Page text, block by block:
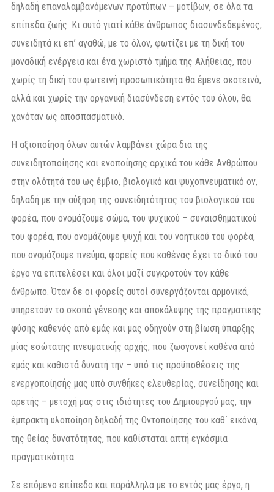
δηλαδή επαναλαμβανόμενων προτύπων – μοτίβων, σε όλα τα
επίπεδα ζωής. Κι αυτό γιατί κάθε άνθρωπος διασυνδεδεμένος,
συνειδητά κι επ’ αγαθώ, με το όλον, φωτίζει με τη δική του
μοναδική ενέργεια και ένα χωριστό τμήμα της Αλήθειας, που
χωρίς τη δική του φωτεινή προσωπικότητα θα έμενε σκοτεινό,
αλλά και χωρίς την οργανική διασύνδεση εντός του όλου, θα
χανόταν ως αποσπασματικό.
Η αξιοποίηση όλων αυτών λαμβάνει χώρα δια της
συνειδητοποίησης και ενοποίησης αρχικά του κάθε Ανθρώπου
στην ολότητά του ως έμβιο, βιολογικό και ψυχοπνευματικό ον,
δηλαδή με την αύξηση της συνειδητότητας του βιολογικού του
φορέα, που ονομάζουμε σώμα, του ψυχικού – συναισθηματικού
του φορέα, που ονομάζουμε ψυχή και του νοητικού του φορέα,
που ονομάζουμε πνεύμα, φορείς που καθένας έχει το δικό του
έργο να επιτελέσει και όλοι μαζί συγκροτούν τον κάθε
άνθρωπο. Όταν δε οι φορείς αυτοί συνεργάζονται αρμονικά,
υπηρετούν το σκοπό γένεσης και αποκάλυψης της πραγματικής
φύσης καθενός από εμάς και μας οδηγούν στη βίωση ύπαρξης
μίας εσώτατης πνευματικής αρχής, που ζωογονεί καθένα από
εμάς και καθιστά δυνατή την – υπό τις προϋποθέσεις της
ενεργοποίησής μας υπό συνθήκες ελευθερίας, συνείδησης και
αρετής – μετοχή μας στις ιδιότητες του Δημιουργού μας, την
έμπρακτη υλοποίηση δηλαδή της Οντοποίησης του καθ΄ εικόνα,
της θείας δυνατότητας, που καθίσταται απτή εγκόσμια
πραγματικότητα.
Σε επόμενο επίπεδο και παράλληλα με το εντός μας έργο, η